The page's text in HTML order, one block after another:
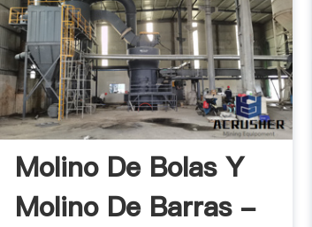
Molino De Bolas Y
Molino De Barras -